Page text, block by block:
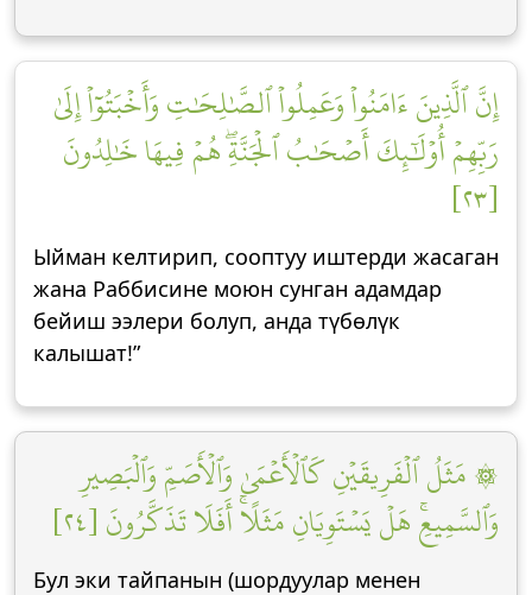
إِنَّ ٱلَّذِينَ ءَامَنُواْ وَعَمِلُواْ ٱلصَّٰلِحَٰتِ وَأَخۡبَتُوٓاْ إِلَىٰ
رَبِّهِمۡ أُوْلَٰٓئِكَ أَصۡحَٰبُ ٱلۡجَنَّةِۖ هُمۡ فِيهَا خَٰلِدُونَ
[٢٣]
Ыйман келтирип, сооптуу иштерди жасаган
жана Раббисине моюн сунган адамдар
бейиш ээлери болуп, анда түбөлүк
калышат!”
۞ مَثَلُ ٱلۡفَرِيقَيۡنِ كَٱلۡأَعۡمَىٰ وَٱلۡأَصَمِّ وَٱلۡبَصِيرِ
وَٱلسَّمِيعِۚ هَلۡ يَسۡتَوِيَانِ مَثَلًاۚ أَفَلَا تَذَكَّرُونَ [٢٤]
Бул эки тайпанын (шордуулар менен